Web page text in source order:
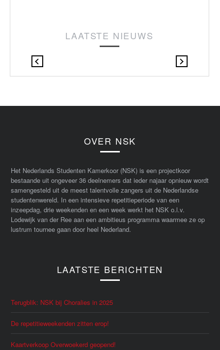
LAATSTE NIEUWS
OVER NSK
Het Nederlands Studenten Kamerkoor (NSK) is een projectkoor
bestaande uit ongeveer 36 deelnemers dat ieder najaar opnieuw wordt
samengesteld uit de meest talentvolle zangers uit de Nederlandse
studentenwereld. In een intensieve repetitieperiode van een
inzeepdag, drie weekenden en een week werkt het NSK o.l.v.
Lodewijk van der Ree aan een ambitieus programma waarmee ze op
lustrum tournee gaan door heel Nederland.
LAATSTE BERICHTEN
Terugblik: NSK bij Choralies in 2025
De repetitieweekenden zitten erop!
Kaartverkoop Overwoekerd geopend!